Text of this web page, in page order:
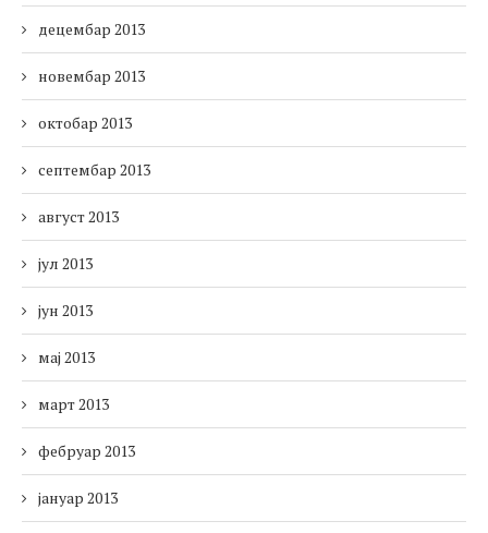
децембар 2013
новембар 2013
октобар 2013
септембар 2013
август 2013
јул 2013
јун 2013
мај 2013
март 2013
фебруар 2013
јануар 2013